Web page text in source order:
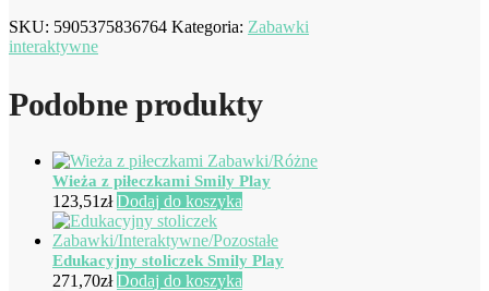
SKU: 5905375836764 Kategoria: Zabawki
interaktywne
Podobne produkty
Wieża z piłeczkami Smily Play
123,51zł Dodaj do koszyka
Edukacyjny stoliczek Smily Play
271,70zł Dodaj do koszyka